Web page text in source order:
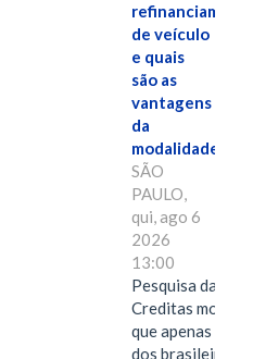
de veículo
e quais
são as
vantagens
da
modalidade?
SÃO
PAULO,
qui, ago 6
2026
13:00
Pesquisa da
Creditas mostra
que apenas 28%
dos brasileiros